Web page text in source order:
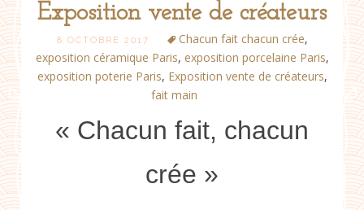
Exposition vente de créateurs
8 OCTOBRE 2017 Chacun fait chacun crée,
exposition céramique Paris, exposition porcelaine Paris,
exposition poterie Paris, Exposition vente de créateurs,
fait main
« Chacun fait, chacun
crée »